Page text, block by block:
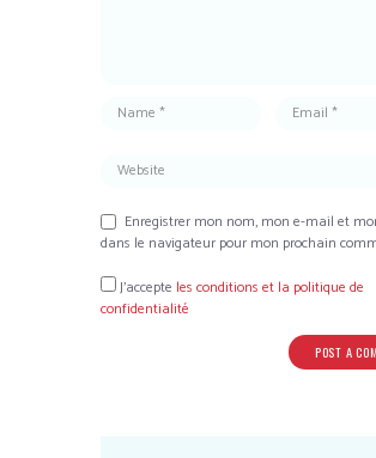
Enregistrer mon nom, mon e-mail et
dans le navigateur pour mon prochain
J’accepte les conditions et la politique de
confidentialité